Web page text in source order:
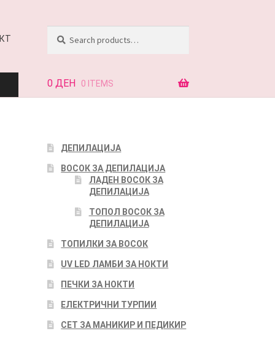
for:
0 ДЕН 0 ITEMS
ДЕПИЛАЦИЈА
ВОСОК ЗА ДЕПИЛАЦИЈА
ЛАДЕН ВОСОК ЗА
ДЕПИЛАЦИЈА
ТОПОЛ ВОСОК ЗА
ДЕПИЛАЦИЈА
ТОПИЛКИ ЗА ВОСОК
UV LED ЛАМБИ ЗА НОКТИ
ПЕЧКИ ЗА НОКТИ
ЕЛЕКТРИЧНИ ТУРПИИ
СЕТ ЗА МАНИКИР И ПЕДИКИР